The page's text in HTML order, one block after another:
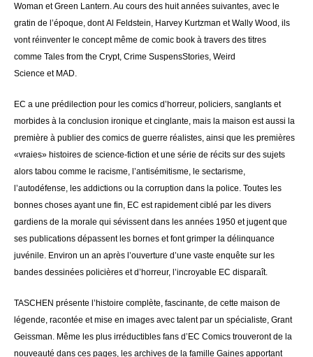
Woman et Green Lantern. Au cours des huit années suivantes, avec le
gratin de l’époque, dont Al Feldstein, Harvey Kurtzman et Wally Wood, ils
vont réinventer le concept même de comic book à travers des titres
comme Tales from the Crypt, Crime SuspensStories, Weird
Science et MAD.
EC a une prédilection pour les comics d’horreur, policiers, sanglants et
morbides à la conclusion ironique et cinglante, mais la maison est aussi la
première à publier des comics de guerre réalistes, ainsi que les premières
«vraies» histoires de science-fiction et une série de récits sur des sujets
alors tabou comme le racisme, l’antisémitisme, le sectarisme,
l’autodéfense, les addictions ou la corruption dans la police. Toutes les
bonnes choses ayant une fin, EC est rapidement ciblé par les divers
gardiens de la morale qui sévissent dans les années 1950 et jugent que
ses publications dépassent les bornes et font grimper la délinquance
juvénile. Environ un an après l’ouverture d’une vaste enquête sur les
bandes dessinées policières et d’horreur, l’incroyable EC disparaît.
TASCHEN présente l’histoire complète, fascinante, de cette maison de
légende, racontée et mise en images avec talent par un spécialiste, Grant
Geissman. Même les plus irréductibles fans d’EC Comics trouveront de la
nouveauté dans ces pages, les archives de la famille Gaines apportant